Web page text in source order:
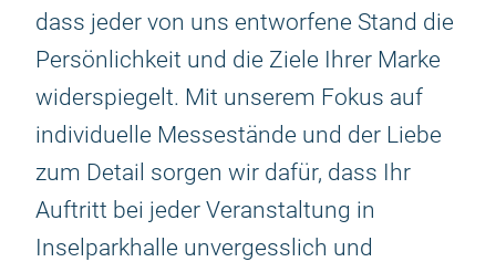
dass jeder von uns entworfene Stand die
Persönlichkeit und die Ziele Ihrer Marke
widerspiegelt. Mit unserem Fokus auf
individuelle Messestände und der Liebe
zum Detail sorgen wir dafür, dass Ihr
Auftritt bei jeder Veranstaltung in
Inselparkhalle unvergesslich und